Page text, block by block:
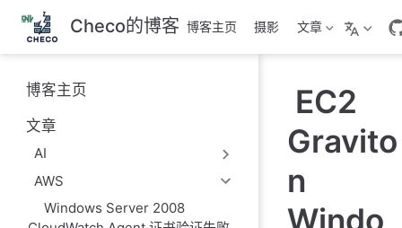
跳
至
主
要
內
容
Checo的博客 博客主页 摄影 文章
博客主页
文章
AI
AWS
Windows Server 2008
EC2
Gravito
n